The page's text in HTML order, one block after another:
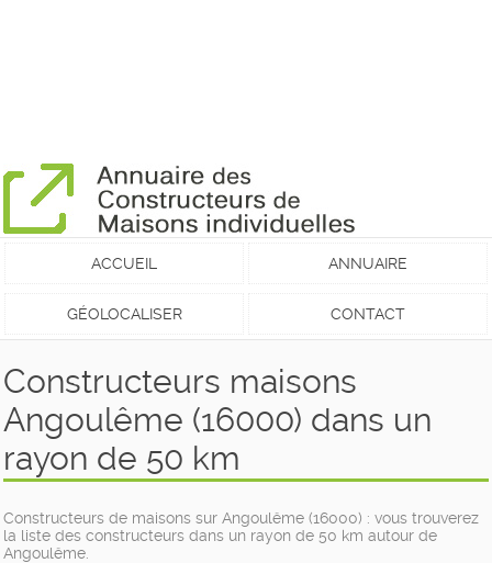
ACCUEIL ANNUAIRE
GÉOLOCALISER CONTACT
Constructeurs maisons
Angoulême (16000) dans un
rayon de 50 km
Constructeurs de maisons sur Angoulême (16000) : vous trouverez
la liste des constructeurs dans un rayon de 50 km autour de
Angoulême.